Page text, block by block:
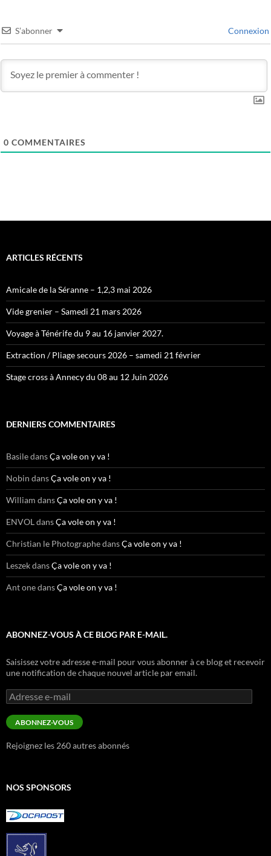
S’abonner Connexion
0 COMMENTAIRES
ARTICLES RÉCENTS
Amicale de la Séranne – 1,2,3 mai 2026
Vide grenier – Samedi 21 mars 2026
Voyage à Ténérife du 9 au 16 janvier 2027.
Extraction / Pliage secours 2026 – samedi 21 février
Stage cross à Annecy du 08 au 12 Juin 2026
DERNIERS COMMENTAIRES
BasiledansÇa vole on y va !
Nobin dansÇa vole on y va !
William dansÇa vole on y va !
ENVOL dansÇa vole on y va !
Christian le PhotographedansÇa vole on y va !
LeszekdansÇa vole on y va !
Ant onedansÇa vole on y va !
ABONNEZ-VOUS À CE BLOG PAR E-MAIL.
Saisissez votre adresse e-mail pour vous abonner à ce blog et recevoir
une notification de chaque nouvel article par email.
Adresse
e-
mail
ABONNEZ-VOUS
Rejoignez les 260 autres abonnés
NOS SPONSORS